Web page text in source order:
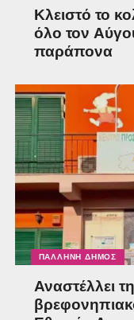
Κλειστό το
όλο τον
παράπονα
ΠΑΛΛΉΝΗ ΔΉΜΟΣ
Αναστέλλει